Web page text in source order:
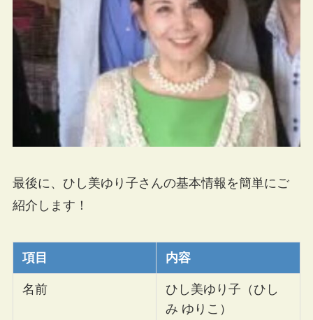
最後に、ひし美ゆり子さんの基本情報を簡単にご
紹介します！
項目 内容
名前
ひし美ゆり子（ひし
み ゆりこ）